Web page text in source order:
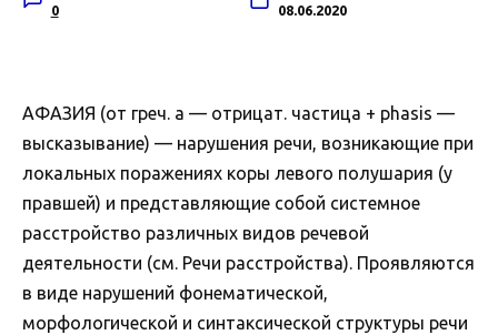
0 08.06.2020
АФАЗИЯ (от греч. а — отрицат. частица + phasis —
высказывание) — нарушения речи, возникающие при
локальных поражениях коры левого полушария (у
правшей) и представляющие собой системное
расстройство различных видов речевой
деятельности (см. Речи расстройства). Проявляются
в виде нарушений фонематической,
морфологической и синтаксической структуры речи